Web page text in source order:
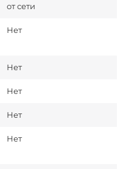
от сети
Нет
Нет
Нет
Нет
Нет